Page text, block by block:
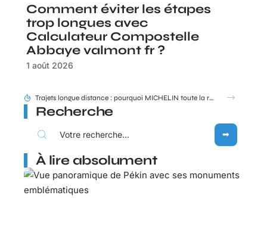
Comment éviter les étapes
trop longues avec
Calculateur Compostelle
Abbaye valmont fr ?
1 août 2026
Trajets longue distance : pourquoi MICHELIN toute la route reste une référence en 2026 ?
Recherche
À lire absolument